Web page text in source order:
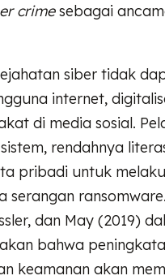
crimesebagai
siber tidak
internet,
di media sosial.
rendahnya
pribadi untuk
dan May (2019)
bahwa
keamanan akan